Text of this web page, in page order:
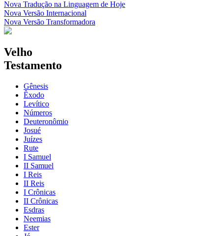
Nova Tradução na Linguagem de Hoje
Nova Versão Internacional
Nova Versão Transformadora
Velho
Testamento
Gênesis
Êxodo
Levítico
Números
Deuteronômio
Josué
Juízes
Rute
I Samuel
II Samuel
I Reis
II Reis
I Crônicas
II Crônicas
Esdras
Neemias
Ester